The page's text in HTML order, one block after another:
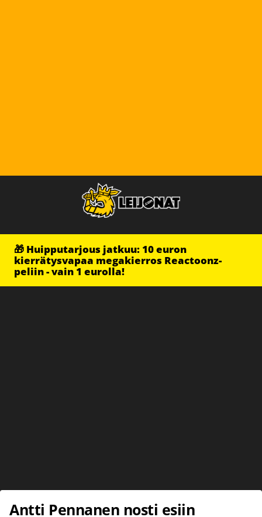
🎁 Huipputarjous jatkuu: 10 euron
kierrätysvapaa megakierros Reactoonz-
peliin - vain 1 eurolla!
Antti Pennanen nosti esiin